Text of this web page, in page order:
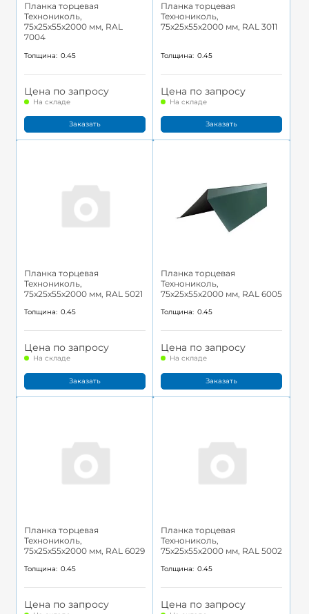
Планка торцевая
Технониколь,
75x25x55x2000 мм, RAL
7004
Толщина: 0.45
Цена по запросу
На складе
Заказать
Планка торцевая
Технониколь,
75x25x55x2000 мм, RAL 3011
Толщина: 0.45
Цена по запросу
На складе
Заказать
Планка торцевая
Технониколь,
75x25x55x2000 мм, RAL 5021
Толщина: 0.45
Цена по запросу
На складе
Заказать
Планка торцевая
Технониколь,
75x25x55x2000 мм, RAL 6005
Толщина: 0.45
Цена по запросу
На складе
Заказать
Планка торцевая
Технониколь,
75x25x55x2000 мм, RAL 6029
Толщина: 0.45
Цена по запросу
Планка торцевая
Технониколь,
75x25x55x2000 мм, RAL 5002
Толщина: 0.45
Цена по запросу